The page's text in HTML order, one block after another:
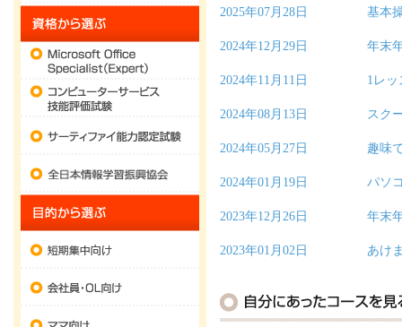
資格から選ぶ
Microsoft Office Specialist (Expert)
コンピューターサービス技能評価試験
ママ向け
2025年07月28日 基本
2024年12月29日 年末
2024年11月11日 1レ
2024年08月13日 スク
2024年05月27日 趣味
2024年01月19日 パソ
2023年12月26日 年末
2023年01月02日 あけ